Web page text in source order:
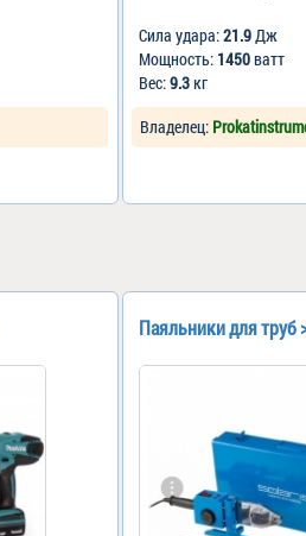
Сила удара:21.9Дж
Мощность: 1450ватт
Вес:9.3кг
Владелец:
Паяльники для труб